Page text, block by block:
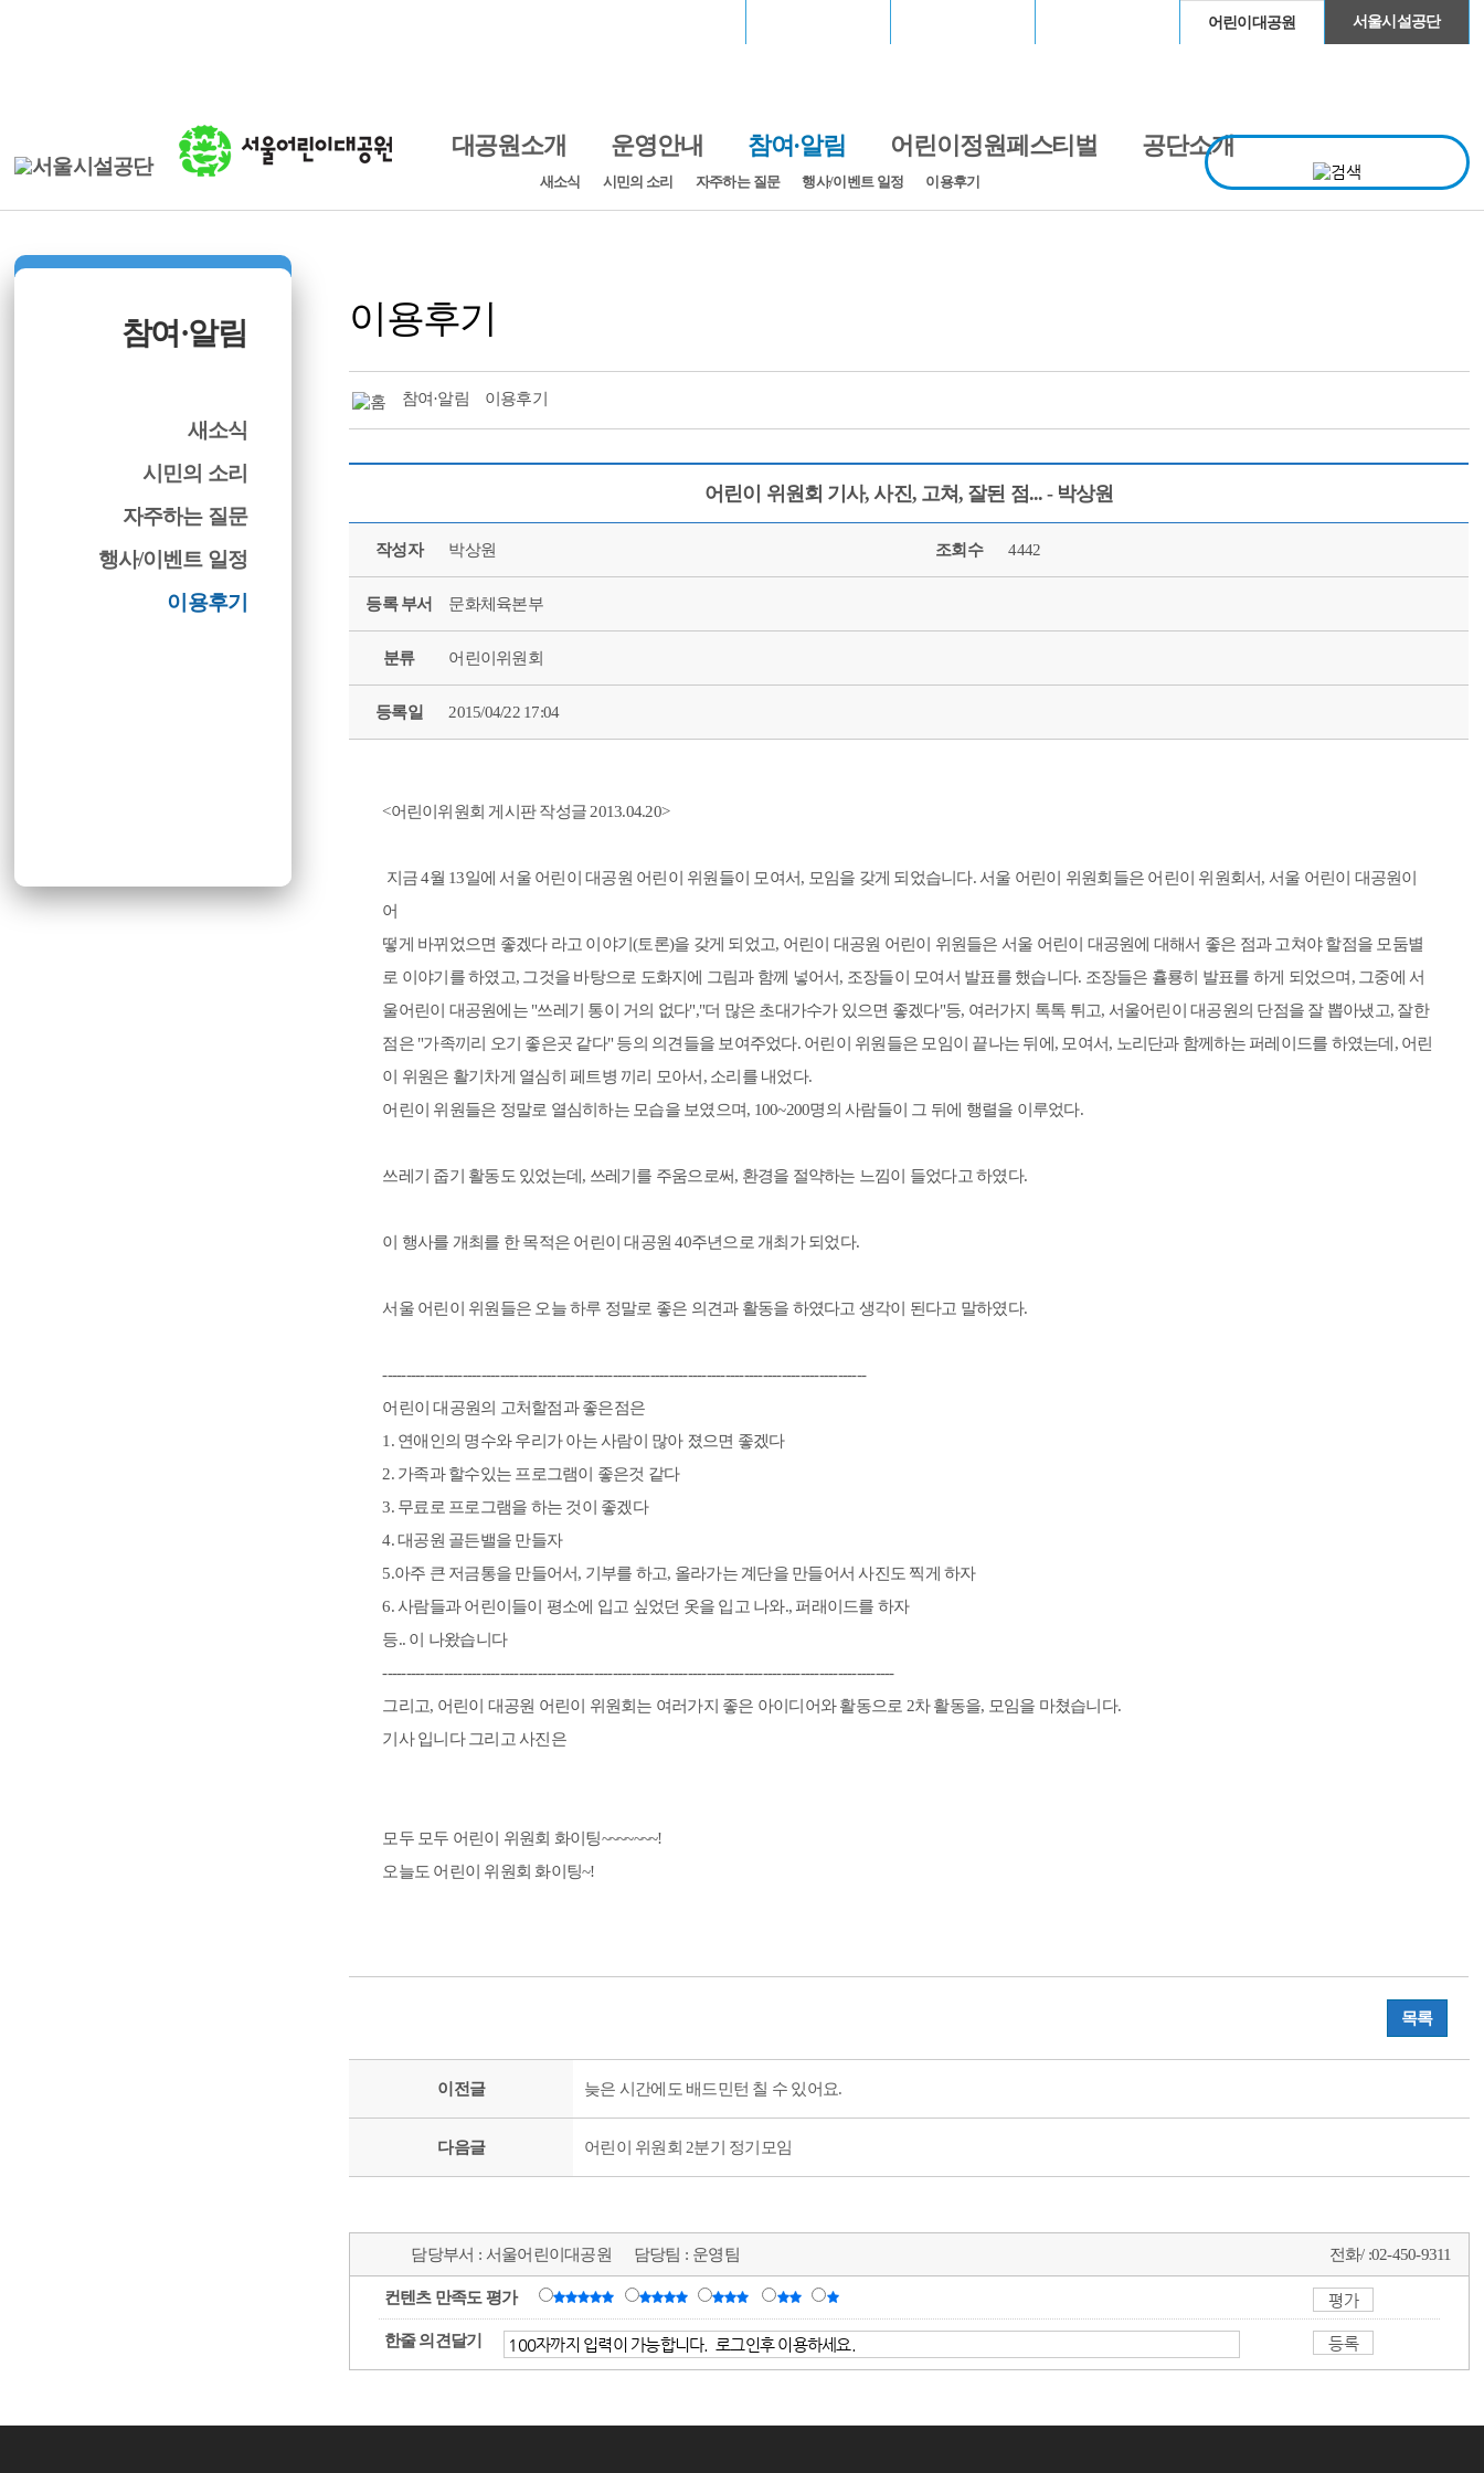
어린이대공원 서울시설공단
대공원소개 운영안내 참여·알림
새소식 시민의 소리 자주하는 질문 행사/이벤트 일정 이용후기
어린이정원페스티벌 공단소개
참여·알림
새소식
시민의 소리
자주하는 질문
행사/이벤트 일정
이용후기
이용후기
참여·알림 이용후기
어린이 위원회 기사, 사진, 고쳐, 잘된 점... - 박상원
작성자 박상원 조회수 4442
등록 부서 문화체육본부
분류 어린이위원회
등록일 2015/04/22 17:04
<어린이위원회 게시판 작성글 2013.04.20>
지금 4월 13일에 서울 어린이 대공원 어린이 위원들이 모여서, 모임을 갖게 되었습니다. 서울 어린이 위원회들은 어린이 위원회서, 서울 어린이 대공원이
어
떻게 바뀌었으면 좋겠다 라고 이야기(토론)을 갖게 되었고, 어린이 대공원 어린이 위원들은 서울 어린이 대공원에 대해서 좋은 점과 고쳐야 할점을 모둠별
로 이야기를 하였고, 그것을 바탕으로 도화지에 그림과 함께 넣어서, 조장들이 모여서 발표를 했습니다. 조장들은 휼룡히 발표를 하게 되었으며, 그중에 서
울어린이 대공원에는 "쓰레기 통이 거의 없다","더 많은 초대가수가 있으면 좋겠다"등, 여러가지 톡톡 튀고, 서울어린이 대공원의 단점을 잘 뽑아냈고, 잘한
점은 "가족끼리 오기 좋은곳 같다" 등의 의견들을 보여주었다. 어린이 위원들은 모임이 끝나는 뒤에, 모여서, 노리단과 함께하는 퍼레이드를 하였는데, 어린
이 위원은 활기차게 열심히 페트병 끼리 모아서, 소리를 내었다.
어린이 위원들은 정말로 열심히하는 모습을 보였으며, 100~200명의 사람들이 그 뒤에 행렬을 이루었다.
쓰레기 줍기 활동도 있었는데, 쓰레기를 주움으로써, 환경을 절약하는 느낌이 들었다고 하였다.
이 행사를 개최를 한 목적은 어린이 대공원 40주년으로 개최가 되었다.
서울 어린이 위원들은 오늘 하루 정말로 좋은 의견과 활동을 하였다고 생각이 된다고 말하였다.
-------------------------------------------------------------------------------------------------------
어린이 대공원의 고처할점과 좋은점은
1. 연애인의 명수와 우리가 아는 사람이 많아 졌으면 좋겠다
2. 가족과 할수있는 프로그램이 좋은것 같다
3. 무료로 프로그램을 하는 것이 좋겠다
4. 대공원 골든밸을 만들자
5.아주 큰 저금통을 만들어서, 기부를 하고, 올라가는 계단을 만들어서 사진도 찍게 하자
6. 사람들과 어린이들이 평소에 입고 싶었던 옷을 입고 나와., 퍼래이드를 하자
등.. 이 나왔습니다
-------------------------------------------------------------------------------------------------------------
그리고, 어린이 대공원 어린이 위원회는 여러가지 좋은 아이디어와 활동으로 2차 활동을, 모임을 마쳤습니다.
기사 입니다 그리고 사진은
모두 모두 어린이 위원회 화이팅~~~~~~~!
오늘도 어린이 위원회 화이팅~!
목록
이전글 늦은 시간에도 배드민턴 칠 수 있어요.
다음글 어린이 위원회 2분기 정기모임
담당부서 : 서울어린이대공원 담당팀 : 운영팀 전화/ :02-450-9311
컨텐츠 만족도 평가
한줄 의견달기